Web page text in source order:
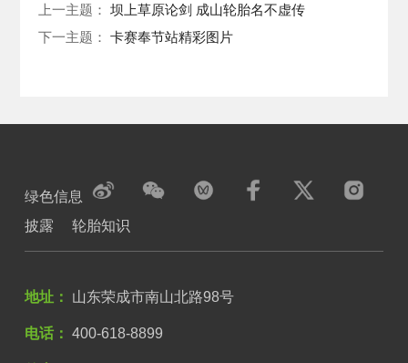
上一主题：坝上草原论剑 成山轮胎名不虚传
下一主题：卡赛奉节站精彩图片
绿色信息
披露
轮胎知识
地址： 山东荣成市南山北路98号
电话： 400-618-8899